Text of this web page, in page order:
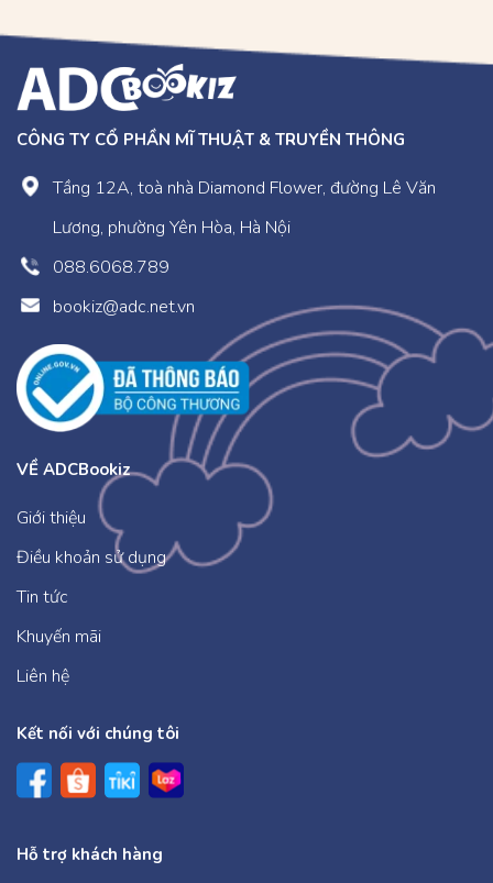
CÔNG TY CỔ PHẦN MĨ THUẬT & TRUYỀN THÔNG
Tầng 12A, toà nhà Diamond Flower, đường Lê Văn
Lương, phường Yên Hòa, Hà Nội
088.6068.789
bookiz@adc.net.vn
VỀ ADCBookiz
Giới thiệu
Điều khoản sử dụng
Tin tức
Khuyến mãi
Liên hệ
Kết nối với chúng tôi
Hỗ trợ khách hàng